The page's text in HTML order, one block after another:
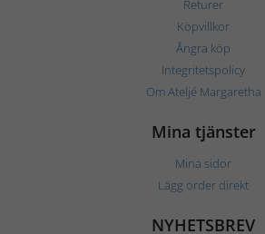
Returer
Köpvillkor
Ångra köp
Integritetspolicy
Om Ateljé Margaretha
Mina tjänster
Mina sidor
Lägg order direkt
NYHETSBREV